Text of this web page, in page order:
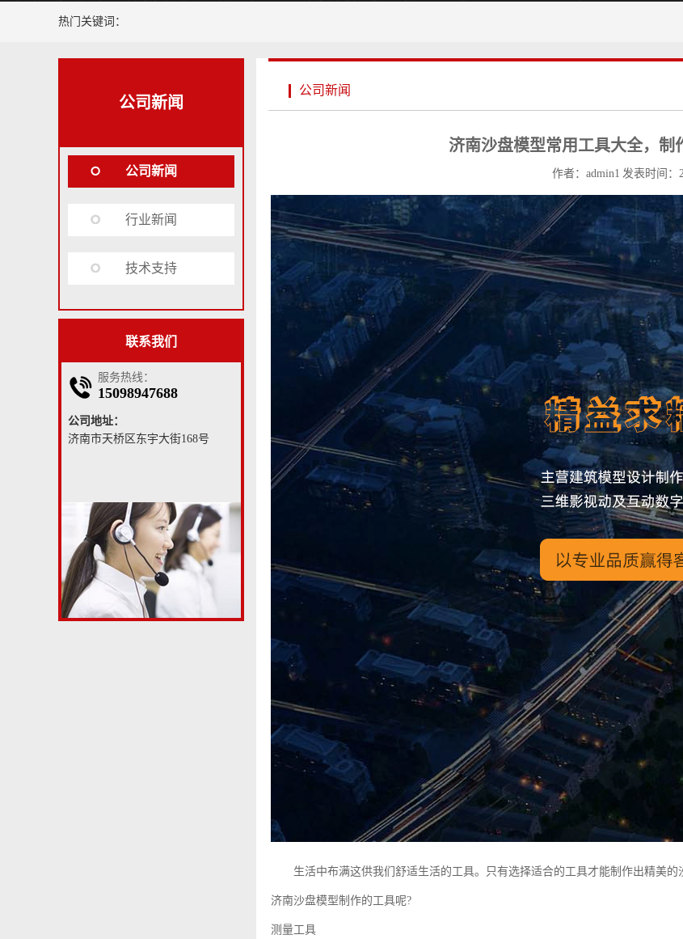
热门关键词：
公司新闻
公司新闻
行业新闻
技术支持
联系我们
服务热线：
15098947688
公司地址：
济南市天桥区东宇大街168号
公司新闻
济南沙盘模型常用工具大全，制
作者：admin1 发表时间：
生活中布满这供我们舒适生活的工具。只有选择适合的工具才能制作出精美
济南沙盘模型制作的工具呢?
测量工具